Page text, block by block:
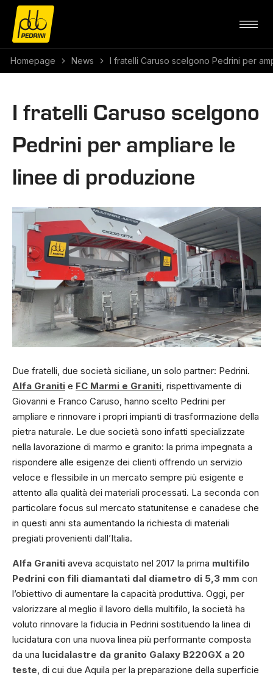
Homepage News I fratelli Caruso scelgono Pedrini per
I fratelli Caruso scelgono
Pedrini per ampliare le
linee di produzione
Due fratelli, due società siciliane, un solo partner: Pedrini.
Alfa Graniti e FC Marmi e Graniti, rispettivamente di
Giovanni e Franco Caruso, hanno scelto Pedrini per
ampliare e rinnovare i propri impianti di trasformazione della
pietra naturale. Le due società sono infatti specializzate
nella lavorazione di marmo e granito: la prima impegnata a
rispondere alle esigenze dei clienti offrendo un servizio
veloce e flessibile in un mercato sempre più esigente e
attento alla qualità dei materiali processati. La seconda con
particolare focus sul mercato statunitense e canadese che
in questi anni sta aumentando la richiesta di materiali
pregiati provenienti dall’Italia.
Alfa Graniti aveva acquistato nel 2017 la prima multifilo
Pedrini con fili diamantati dal diametro di 5,3 mm con
l’obiettivo di aumentare la capacità produttiva. Oggi, per
valorizzare al meglio il lavoro della multifilo, la società ha
voluto rinnovare la fiducia in Pedrini sostituendo la linea di
lucidatura con una nuova linea più performante composta
da una lucidalastre da granito Galaxy B220GX a 20
teste, di cui due Aquila per la preparazione della superficie